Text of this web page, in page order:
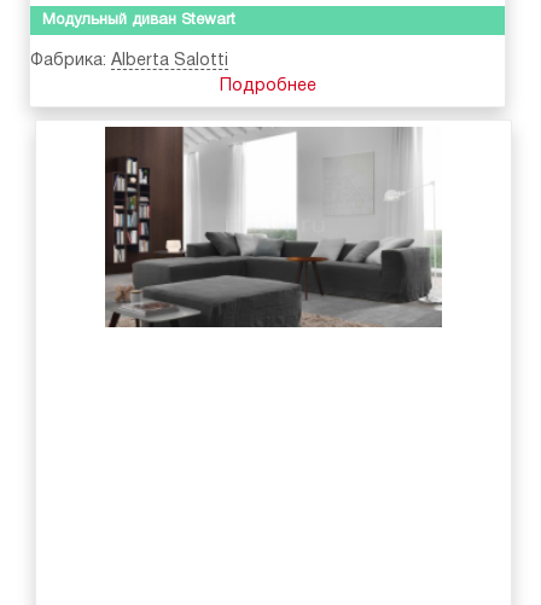
Модульный диван Stewart
Фабрика: Alberta Salotti
Подробнее